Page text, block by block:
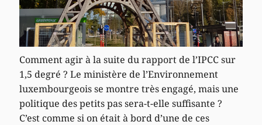
Comment agir à la suite du rapport de l’IPCC sur
1,5 degré ? Le ministère de l’Environnement
luxembourgeois se montre très engagé, mais une
politique des petits pas sera-t-elle suffisante ?
C’est comme si on était à bord d’une de ces